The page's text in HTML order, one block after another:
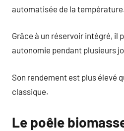
automatisée de la
Grâce à un réservoir intégré, il
autonomie pendant plusieurs
Son rendement est plus élevé
classique.
Le poêle